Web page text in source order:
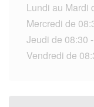
Lundi au Mardi
Mercredi de
Jeudi de 08:30
Vendredi de